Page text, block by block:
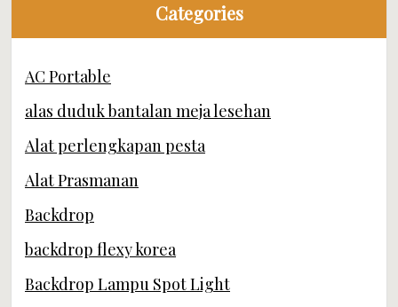
Categories
AC Portable
alas duduk bantalan meja lesehan
Alat perlengkapan pesta
Alat Prasmanan
Backdrop
backdrop flexy korea
Backdrop Lampu Spot Light